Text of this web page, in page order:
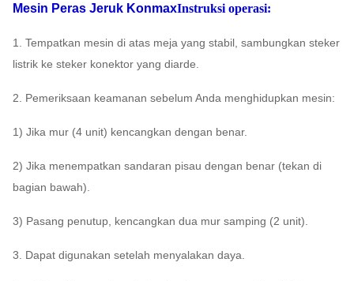
Mesin Peras Jeruk KonmaxInstruksi operasi:
1. Tempatkan mesin di atas meja yang stabil, sambungkan steker
listrik ke steker konektor yang diarde.
2. Pemeriksaan keamanan sebelum Anda menghidupkan mesin:
1) Jika mur (4 unit) kencangkan dengan benar.
2) Jika menempatkan sandaran pisau dengan benar (tekan di
bagian bawah).
3) Pasang penutup, kencangkan dua mur samping (2 unit).
3. Dapat digunakan setelah menyalakan daya.